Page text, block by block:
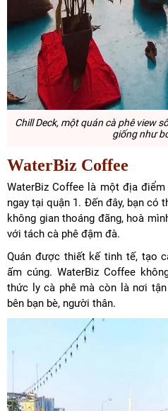
Chill Deck, một quán cà phê view
giống như
WaterBiz Coffee
WaterBiz Coffee là một địa
ngay tại quận 1. Đến đây, bạn có
không gian thoáng đãng, hoà
với tách cà phê đậm đà.
Quán được thiết kế tinh tế, tạo
ấm cúng. WaterBiz Coffee
thức ly cà phê mà còn là nơi
bên bạn bè, người thân.